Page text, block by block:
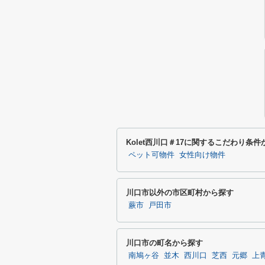
Kolet西川口＃17に関するこだわり条件
ペット可物件 女性向け物件
川口市以外の市区町村から探す
蕨市 戸田市
川口市の町名から探す
南鳩ヶ谷 並木 西川口 芝西 元郷 上